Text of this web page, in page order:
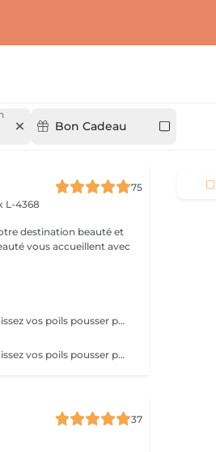
Bon Cadeau
75
L-4368
destination beauté et
vous accueillent avec
Pour préparer votre peau à l'épilation, laissez vos poils pousser pendant au moins deux semaines après le dernier rasage pour assurer une longueur adéquate. Il est également recommandé, mais non indispensable, d'effectuer un gommage doux 24 heures avant la séance pour éliminer les cellules mortes et faciliter l'extraction des poils. Le jour de l'épilation, évitez d'appliquer des crèmes ou des huiles sur la zone concernée afin d'assurer une bonne adhérence de la cire. Enfin, protégez votre peau en évitant l'exposition au soleil ou les séances de bronzage, qui pourraient la rendre plus sensible et irritable.
Pour préparer votre peau à l'épilation, laissez vos poils pousser pendant au moins deux semaines après le dernier rasage pour assurer une longueur adéquate. Il est également recommandé, mais non indispensable, d'effectuer un gommage doux 24 heures avant la séance pour éliminer les cellules mortes et faciliter l'extraction des poils. Le jour de l'épilation, évitez d'appliquer des crèmes ou des huiles sur la zone concernée afin d'assurer une bonne adhérence de la cire. Enfin, protégez votre peau en évitant l'exposition au soleil ou les séances de bronzage, qui pourraient la rendre plus sensible et irritable.
37